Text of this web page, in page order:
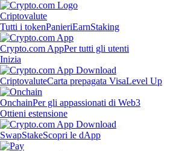
Criptovalute
Tutti i tokenPanieriEarnStaking
Crypto.com AppPer tutti gli utenti
Inizia
CriptovaluteCarta prepagata VisaLevel Up
OnchainPer gli appassionati di Web3
Ottieni estensione
SwapStakeScopri le dApp